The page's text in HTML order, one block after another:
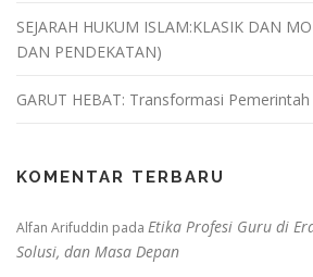
SEJARAH HUKUM ISLAM:KLASIK DAN
DAN PENDEKATAN)
GARUT HEBAT: Transformasi
KOMENTAR TERBARU
Alfan Arifuddin pada Etika Profesi Guru di
Solusi, dan Masa Depan